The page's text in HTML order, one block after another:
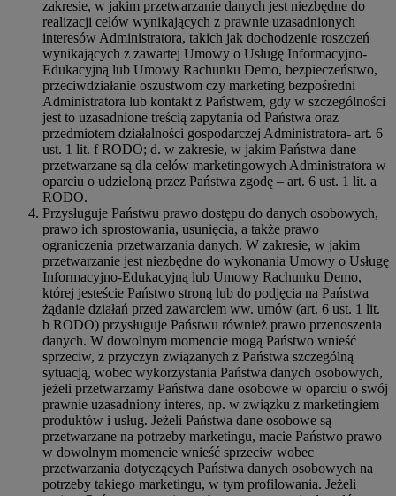
zakresie, w jakim przetwarzanie danych jest niezbędne do
realizacji celów wynikających z prawnie uzasadnionych
interesów Administratora, takich jak dochodzenie roszczeń
wynikających z zawartej Umowy o Usługę Informacyjno-
Edukacyjną lub Umowy Rachunku Demo, bezpieczeństwo,
przeciwdziałanie oszustwom czy marketing bezpośredni
Administratora lub kontakt z Państwem, gdy w szczególności
jest to uzasadnione treścią zapytania od Państwa oraz
przedmiotem działalności gospodarczej Administratora- art. 6
ust. 1 lit. f RODO; d. w zakresie, w jakim Państwa dane
przetwarzane są dla celów marketingowych Administratora w
oparciu o udzieloną przez Państwa zgodę – art. 6 ust. 1 lit. a
RODO.
Przysługuje Państwu prawo dostępu do danych osobowych,
prawo ich sprostowania, usunięcia, a także prawo
ograniczenia przetwarzania danych. W zakresie, w jakim
przetwarzanie jest niezbędne do wykonania Umowy o Usługę
Informacyjno-Edukacyjną lub Umowy Rachunku Demo,
której jesteście Państwo stroną lub do podjęcia na Państwa
żądanie działań przed zawarciem ww. umów (art. 6 ust. 1 lit.
b RODO) przysługuje Państwu również prawo przenoszenia
danych. W dowolnym momencie mogą Państwo wnieść
sprzeciw, z przyczyn związanych z Państwa szczególną
sytuacją, wobec wykorzystania Państwa danych osobowych,
jeżeli przetwarzamy Państwa dane osobowe w oparciu o swój
prawnie uzasadniony interes, np. w związku z marketingiem
produktów i usług. Jeżeli Państwa dane osobowe są
przetwarzane na potrzeby marketingu, macie Państwo prawo
w dowolnym momencie wnieść sprzeciw wobec
przetwarzania dotyczących Państwa danych osobowych na
potrzeby takiego marketingu, w tym profilowania. Jeżeli